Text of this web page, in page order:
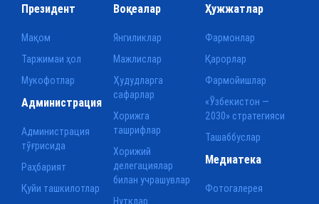
Президент
Мақом
Таржимаи ҳол
Мукофотлар
Воқеалар
Янгиликлар
Мажлислар
Ҳудудларга
сафарлар
Хорижга
ташрифлар
Хорижий
делегациялар
билан учрашувлар
Нутқлар
Ҳужжатлар
Фармонлар
Қарорлар
Фармойишлар
«Ўзбекистон —
2030» стратегияси
Ташаббуслар
Администрация
Администрация
тўғрисида
Раҳбарият
Қуйи ташкилотлар
Медиатека
Фотогалерея